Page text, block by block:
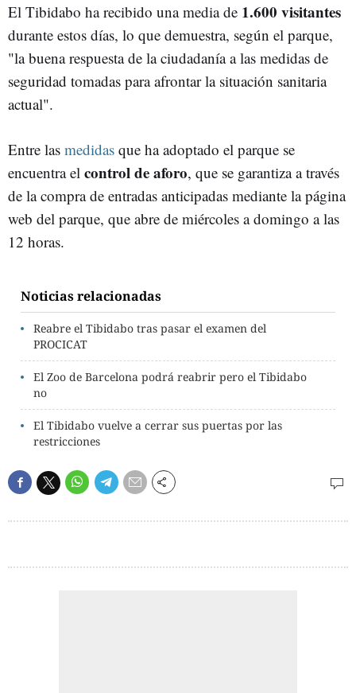
El Tibidabo ha recibido una media de 1.600 visitantes
durante estos días, lo que demuestra, según el parque,
"la buena respuesta de la ciudadanía a las medidas de
seguridad tomadas para afrontar la situación sanitaria
actual".
Entre las medidas que ha adoptado el parque se
encuentra el control de aforo, que se garantiza a través
de la compra de entradas anticipadas mediante la página
web del parque, que abre de miércoles a domingo a las
12 horas.
Noticias relacionadas
Reabre el Tibidabo tras pasar el examen del
PROCICAT
El Zoo de Barcelona podrá reabrir pero el Tibidabo
no
El Tibidabo vuelve a cerrar sus puertas por las
restricciones